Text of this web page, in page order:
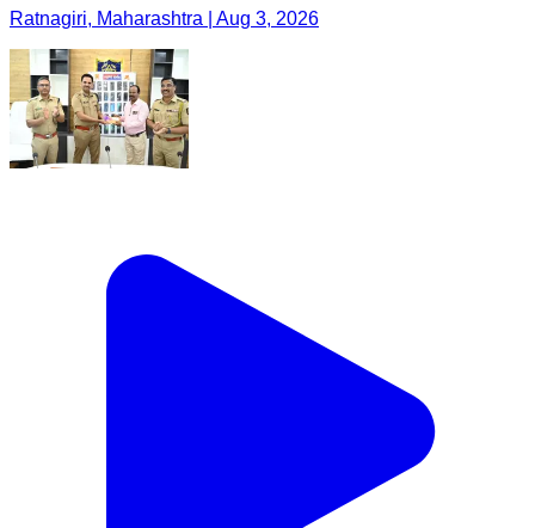
Ratnagiri, Maharashtra | Aug 3, 2026